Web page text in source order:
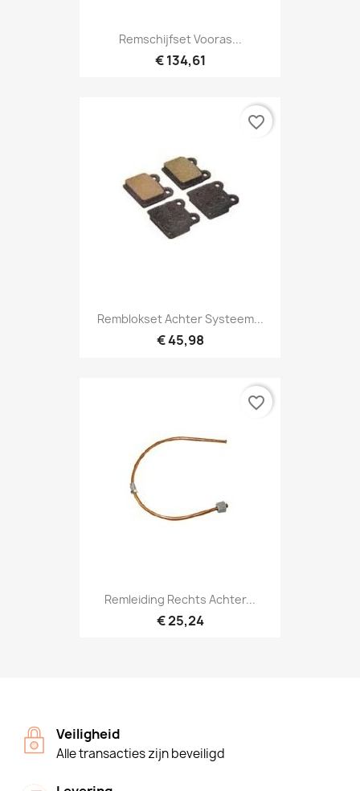
Remschijfset Vooras...
€ 134,61
Remblokset Achter Systeem...
€ 45,98
favorite_border
Remleiding Rechts Achter...
€ 25,24
favorite_border
Veiligheid
Alle transacties zijn beveiligd